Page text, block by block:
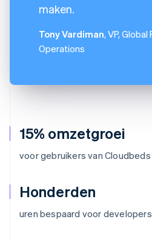
15% omzetgroei
voor gebruikers van
Honderden
uren bespaard voor developers
maken.
Tony Vardiman, VP,
Operations